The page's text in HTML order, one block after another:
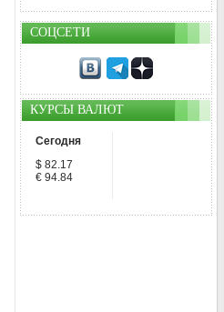
СОЦСЕТИ
КУРСЫ ВАЛЮТ
Сегодня
$ 82.17
€ 94.84